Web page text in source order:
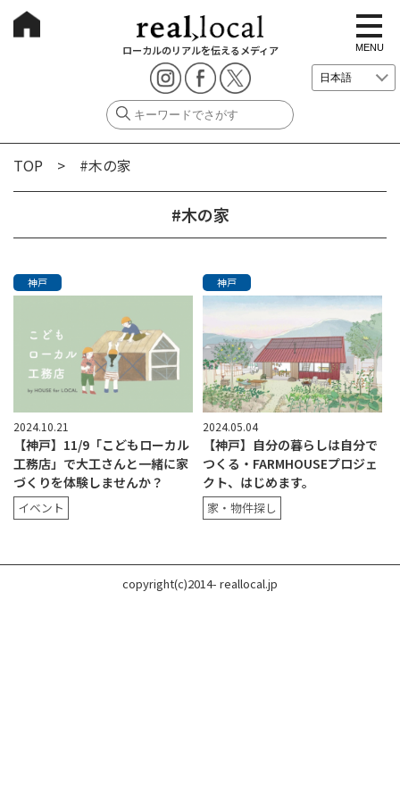
ローカルのリアルを伝えるメディア
t
o
g
g
e
i
i
MENU
TOP > #木の家
#木の家
神戸
2024.10.21
【神戸】11/9「こどもローカル
工務店」で大工さんと一緒に家
づくりを体験しませんか？
イベント
神戸
2024.05.04
【神戸】自分の暮らしは自分で
つくる・FARMHOUSEプロジェ
クト、はじめます。
家・物件探し
copyright(c)2014- reallocal.jp